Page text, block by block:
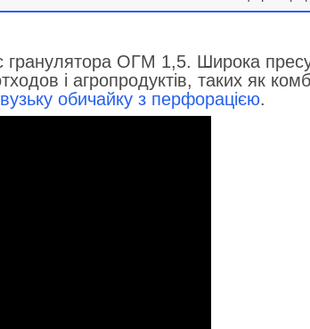
гранулятора ОГМ 1,5. Широка
і агропродуктів, таких як
вузьку обичайку з перфорацією.